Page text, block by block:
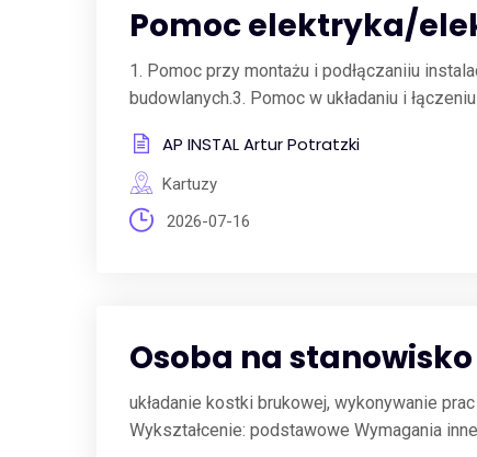
Pomoc elektryka/
1. Pomoc przy montażu i podłączaniiu
budowlanych.3. Pomoc w układaniu i
AP INSTAL Artur Potratzki
Kartuzy
2026-07-16
Osoba na
układanie kostki brukowej, wykonywanie
Wykształcenie: podstawowe Wymagania